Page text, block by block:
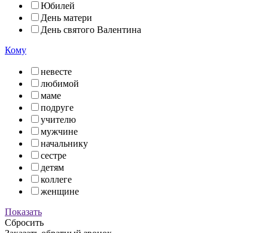
Юбилей
День матери
День святого Валентина
Кому
невесте
любимой
маме
подруге
учителю
мужчине
начальнику
сестре
детям
коллеге
женщине
Показать
Сбросить